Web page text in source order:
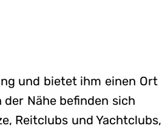
und bietet ihm einen Ort
Nähe befinden sich
Reitclubs und Yachtclubs,